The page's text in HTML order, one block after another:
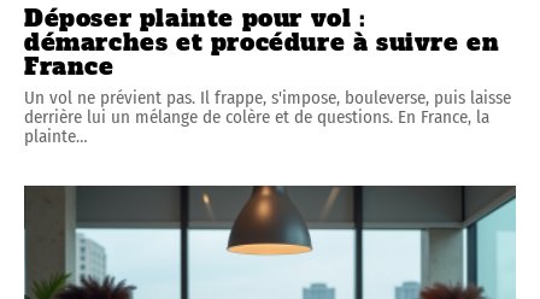
Déposer plainte pour vol :
démarches et procédure à suivre en
France
Un vol ne prévient pas. Il frappe, s'impose, bouleverse, puis laisse
derrière lui un mélange de colère et de questions. En France, la
plainte…